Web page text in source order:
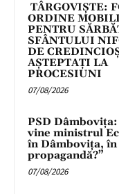
TÂRGOVIȘTE:
ORDINE
PENTRU
SFÂNTULUI
DE
AȘTEPTAȚI LA
PROCESIUNI
07/08/2026
PSD Dâmbovița:
vine ministrul
în Dâmbovița, în
propagandă?”
07/08/2026